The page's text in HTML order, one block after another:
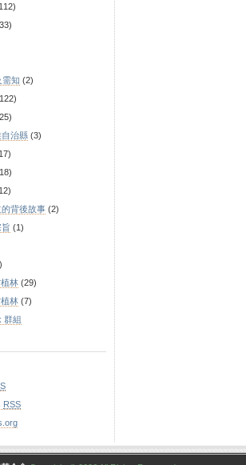
需知 (2)
治縣 (3)
背後故事 (2)
(1)
林 (29)
林 (7)
群組
RSS